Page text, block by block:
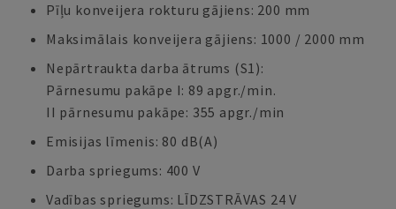
Pīļu konveijera rokturu gājiens: 200 mm
Maksimālais konveijera gājiens: 1000 / 2000 mm
Nepārtraukta darba ātrums (S1):
Pārnesumu pakāpe I: 89 apgr./min.
II pārnesumu pakāpe: 355 apgr./min
Emisijas līmenis: 80 dB(A)
Darba spriegums: 400 V
Vadības spriegums: LĪDZSTRĀVAS 24 V